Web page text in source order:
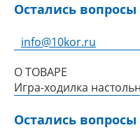
Остались
info@10kor.ru
О ТОВАРЕ
Игра-ходилка
Остались